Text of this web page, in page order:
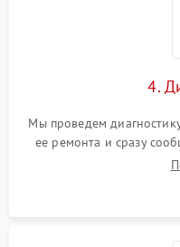
4.
Мы проведем
ее ремонта и сразу